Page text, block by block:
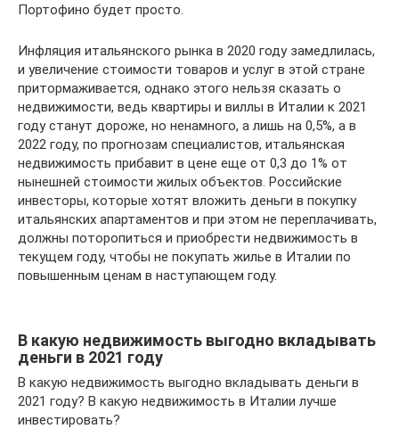
Портофино будет просто.
Инфляция итальянского рынка в 2020 году замедлилась,
и увеличение стоимости товаров и услуг в этой стране
притормаживается, однако этого нельзя сказать о
недвижимости, ведь квартиры и виллы в Италии к 2021
году станут дороже, но ненамного, а лишь на 0,5%, а в
2022 году, по прогнозам специалистов, итальянская
недвижимость прибавит в цене еще от 0,3 до 1% от
нынешней стоимости жилых объектов. Российские
инвесторы, которые хотят вложить деньги в покупку
итальянских апартаментов и при этом не переплачивать,
должны поторопиться и приобрести недвижимость в
текущем году, чтобы не покупать жилье в Италии по
повышенным ценам в наступающем году.
В какую недвижимость выгодно вкладывать
деньги в 2021 году
В какую недвижимость выгодно вкладывать деньги в
2021 году? В какую недвижимость в Италии лучше
инвестировать?